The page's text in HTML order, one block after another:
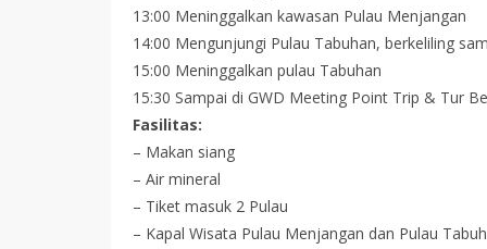
13:00 Meninggalkan kawasan Pulau Menjangan
14:00 Mengunjungi Pulau Tabuhan, berkeliling
15:00 Meninggalkan pulau Tabuhan
15:30 Sampai di GWD Meeting Point Trip & Tur
Fasilitas:
– Makan siang
– Air mineral
– Tiket masuk 2 Pulau
– Kapal Wisata Pulau Menjangan dan Pulau